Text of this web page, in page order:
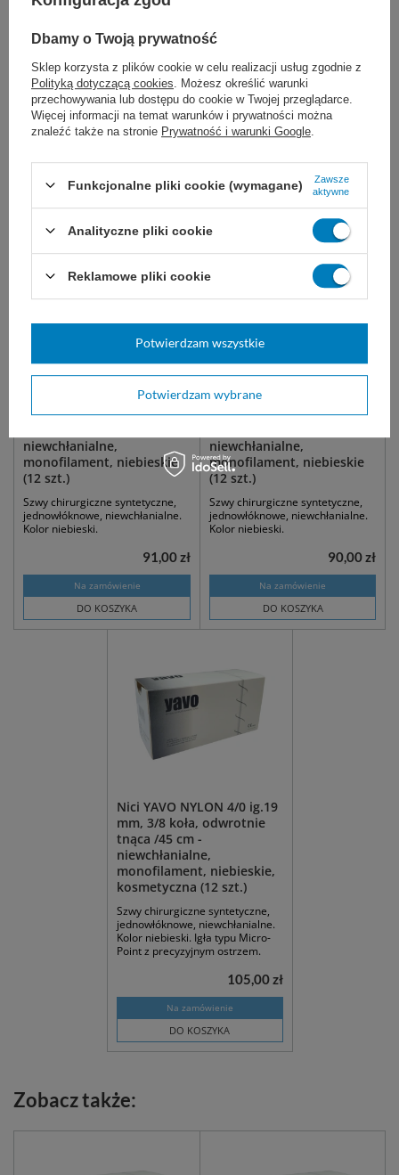
Kolor nici
Wsparcie rany
stałe
Zakończenie igły
ostra
wchłanialna
NIE
Na zamówienie
Tak
Proponujemy również:
Nici YAVO NYLON 2/0 ig.19
mm, 3/8 koła, odwrotnie
niewchłanialne,
monofilament, niebieskie
(12 szt.)
Szwy chirurgiczne syntetyczne,
jednowłóknowe, niewchłanialne.
Kolor niebieski.
Na zamówienie
DO KOSZYKA
91,00 zł
Nici YAVO NYLON 4/0 ig.24
mm, 3/8 koła, odwrotnie
niewchłanialne,
monofilament, niebieskie
(12 szt.)
Szwy chirurgiczne syntetyczne,
jednowłóknowe, niewchłanialne.
Kolor niebieski.
Na zamówienie
DO KOSZYKA
90,00 zł
Nici YAVO NYLON 4/0 ig.19
mm, 3/8 koła, odwrotnie
tnąca /45 cm -
niewchłanialne,
monofilament, niebieskie,
kosmetyczna (12 szt.)
Szwy chirurgiczne syntetyczne,
jednowłóknowe, niewchłanialne.
Kolor niebieski. Igła typu Micro-
Point z precyzyjnym ostrzem.
Na zamówienie
DO KOSZYKA
105,00 zł
Zobacz także:
Dbamy o Twoją prywatność
Sklep korzysta z plików cookie w celu realizacji usług zgodnie z
Polityką dotyczącą cookies . Możesz określić warunki
przechowywania lub dostępu do cookie w Twojej przeglądarce.
Więcej informacji na temat warunków i prywatności można
znaleźć także na stronie Prywatność i warunki Google
Funkcjonalne pliki cookie (wymagane)
Zawsze
aktywne
Analityczne pliki cookie
Reklamowe pliki cookie
Potwierdzam wybrane
Potwierdzam wszystkie